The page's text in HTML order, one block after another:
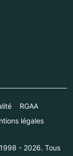
RGAA
légales
- 2026. Tous